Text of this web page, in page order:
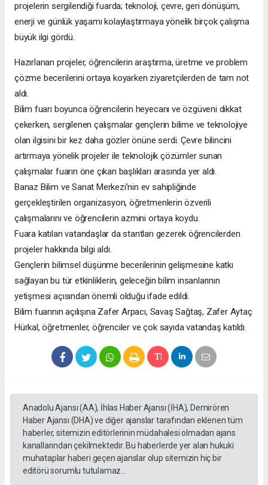
projelerin sergilendiği fuarda; teknoloji, çevre, geri dönüşüm,
enerji ve günlük yaşamı kolaylaştırmaya yönelik birçok çalışma
büyük ilgi gördü.
Hazırlanan projeler, öğrencilerin araştırma, üretme ve problem
çözme becerilerini ortaya koyarken ziyaretçilerden de tam not
aldı.
Bilim fuarı boyunca öğrencilerin heyecanı ve özgüveni dikkat
çekerken, sergilenen çalışmalar gençlerin bilime ve teknolojiye
olan ilgisini bir kez daha gözler önüne serdi. Çevre bilincini
artırmaya yönelik projeler ile teknolojik çözümler sunan
çalışmalar fuarın öne çıkan başlıkları arasında yer aldı.
Banaz Bilim ve Sanat Merkezi’nin ev sahipliğinde
gerçekleştirilen organizasyon, öğretmenlerin özverili
çalışmalarını ve öğrencilerin azmini ortaya koydu.
Fuara katılan vatandaşlar da stantları gezerek öğrencilerden
projeler hakkında bilgi aldı.
Gençlerin bilimsel düşünme becerilerinin gelişmesine katkı
sağlayan bu tür etkinliklerin, geleceğin bilim insanlarının
yetişmesi açısından önemli olduğu ifade edildi.
Bilim fuarının açılışına Zafer Arpacı, Savaş Sağtaş, Zafer Aytaç
Hürkal, öğretmenler, öğrenciler ve çok sayıda vatandaş katıldı.
Anadolu Ajansı (AA), İhlas Haber Ajansı (İHA), Demirören
Haber Ajansı (DHA) ve diğer ajanslar tarafından eklenen tüm
haberler, sitemizin editörlerinin müdahalesi olmadan ajans
kanallarından çekilmektedir. Bu haberlerde yer alan hukuki
muhataplar haberi geçen ajanslar olup sitemizin hiç bir
editörü sorumlu tutulamaz...